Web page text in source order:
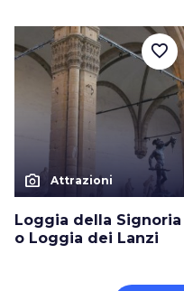
photo_camera Attrazioni
Loggia della Signoria
o Loggia dei Lanzi
favorite_border